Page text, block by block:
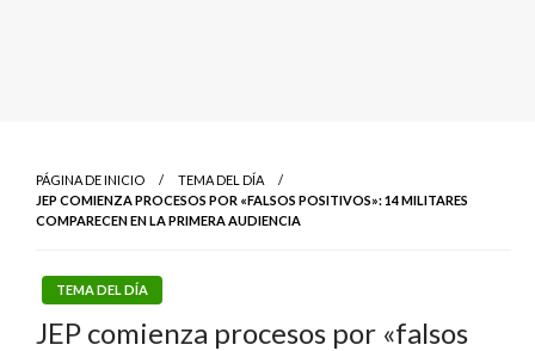
PÁGINA DE INICIO
TEMA DEL DÍA
JEP COMIENZA PROCESOS POR «FALSOS POSITIVOS»: 14 MILITARES
COMPARECEN EN LA PRIMERA AUDIENCIA
TEMA DEL DÍA
JEP comienza procesos por «falsos